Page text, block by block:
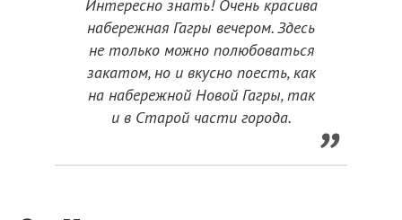
Интересно знать! Очень красива
набережная Гагры вечером. Здесь
не только можно полюбоваться
закатом, но и вкусно поесть, как
на набережной Новой Гагры, так
и в Старой части города.